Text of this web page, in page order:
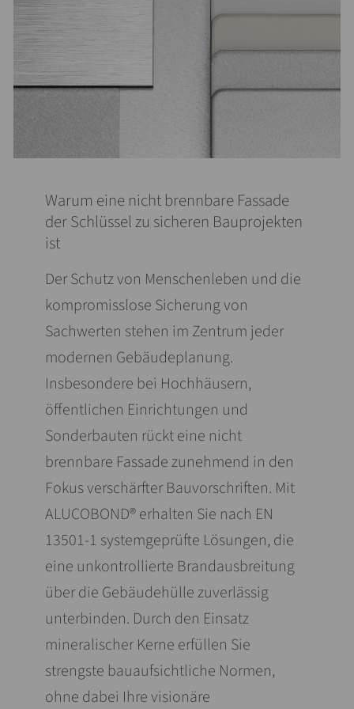
Warum eine nicht brennbare Fassade
der Schlüssel zu sicheren Bauprojekten
ist
Der Schutz von Menschen­leben und die
kompromisslose Sicherung von
Sachwerten stehen im Zentrum jeder
modernen Gebäudeplanung.
Insbesondere bei Hoch­häusern,
öffentlichen Einrichtungen und
Sonderbauten rückt eine nicht
brennbare Fassade zunehmend in den
Fokus verschärfter Bauvorschriften. Mit
ALUCOBOND® erhalten Sie nach EN
13501-1 systemgeprüfte Lösungen, die
eine unkontrollierte Brand­ausbreitung
über die Gebäude­hülle zuverlässig
unterbinden. Durch den Einsatz
mineralischer Kerne erfüllen Sie
strengste bauaufsichtliche Normen,
ohne dabei Ihre visionäre